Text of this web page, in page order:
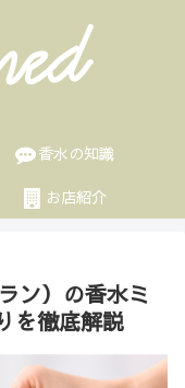
香水の知識
お店紹介
ン）の香水ミ
を徹底解説